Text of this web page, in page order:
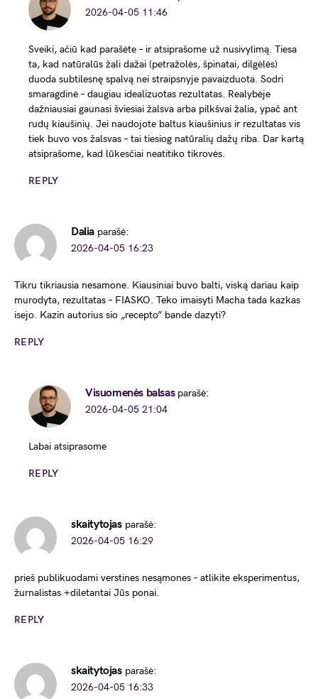
2026-04-05 11:46
Sveiki, ačiū kad parašėte – ir atsiprašome už nusivylimą. Tiesa
ta, kad natūralūs žali dažai (petražolės, špinatai, dilgėlės)
duoda subtilesnę spalvą nei straipsnyje pavaizduota. Sodri
smaragdinė – daugiau idealizuotas rezultatas. Realybėje
dažniausiai gaunasi šviesiai žalsva arba pilkšvai žalia, ypač ant
rudų kiaušinių. Jei naudojote baltus kiaušinius ir rezultatas vis
tiek buvo vos žalsvas – tai tiesiog natūralių dažų riba. Dar kartą
atsiprašome, kad lūkesčiai neatitiko tikrovės.
REPLY
Dalia parašė:
2026-04-05 16:23
Tikru tikriausia nesamone. Kiausiniai buvo balti, viską dariau kaip
murodyta, rezultatas – FIASKO. Teko imaisyti Macha tada kazkas
isejo. Kazin autorius sio „recepto” bande dazyti?
REPLY
Visuomenės balsas parašė:
2026-04-05 21:04
Labai atsiprasome
REPLY
skaitytojas parašė:
2026-04-05 16:29
prieš publikuodami verstines nesąmones – atlikite eksperimentus,
žurnalistas +diletantai Jūs ponai.
REPLY
skaitytojas parašė:
2026-04-05 16:33